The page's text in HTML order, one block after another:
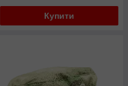
Купити